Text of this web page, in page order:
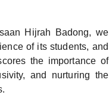
Hijrah Badong, we
of its students, and
the importance of
and nurturing the